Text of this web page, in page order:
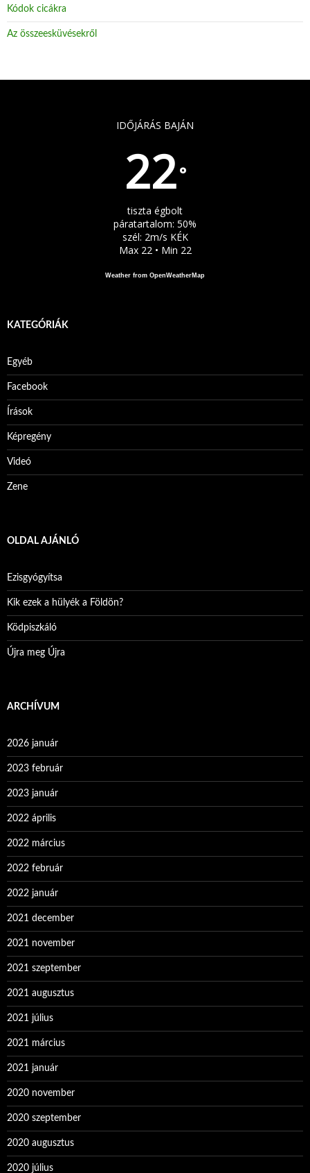
Kódok cicákra
Az összeesküvésekről
IDŐJÁRÁS BAJÁN
22°
tiszta égbolt
páratartalom: 50%
szél: 2m/s KÉK
Max 22 • Min 22
Weather from OpenWeatherMap
KATEGÓRIÁK
Egyéb
Facebook
Írások
Képregény
Videó
Zene
OLDAL AJÁNLÓ
Ezisgyógyítsa
Kik ezek a hülyék a Földön?
Ködpiszkáló
Újra meg Újra
ARCHÍVUM
2026 január
2023 február
2023 január
2022 április
2022 március
2022 február
2022 január
2021 december
2021 november
2021 szeptember
2021 augusztus
2021 július
2021 március
2021 január
2020 november
2020 szeptember
2020 augusztus
2020 július